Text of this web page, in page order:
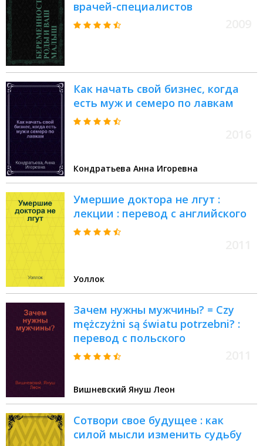
врачей-специалистов
Как начать свой бизнес, когда
есть муж и семеро по лавкам
Кондратьева Анна Игоревна
Умершие доктора не лгут :
лекции : перевод с английского
Уоллок
Зачем нужны мужчины? = Czy
mężczyżni są światu potrzebni? :
перевод с польского
Вишневский Януш Леон
Сотвори свое будущее : как
силой мысли изменить судьбу